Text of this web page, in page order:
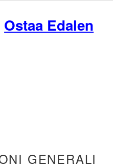
Ostaa Edalen
GENERALI